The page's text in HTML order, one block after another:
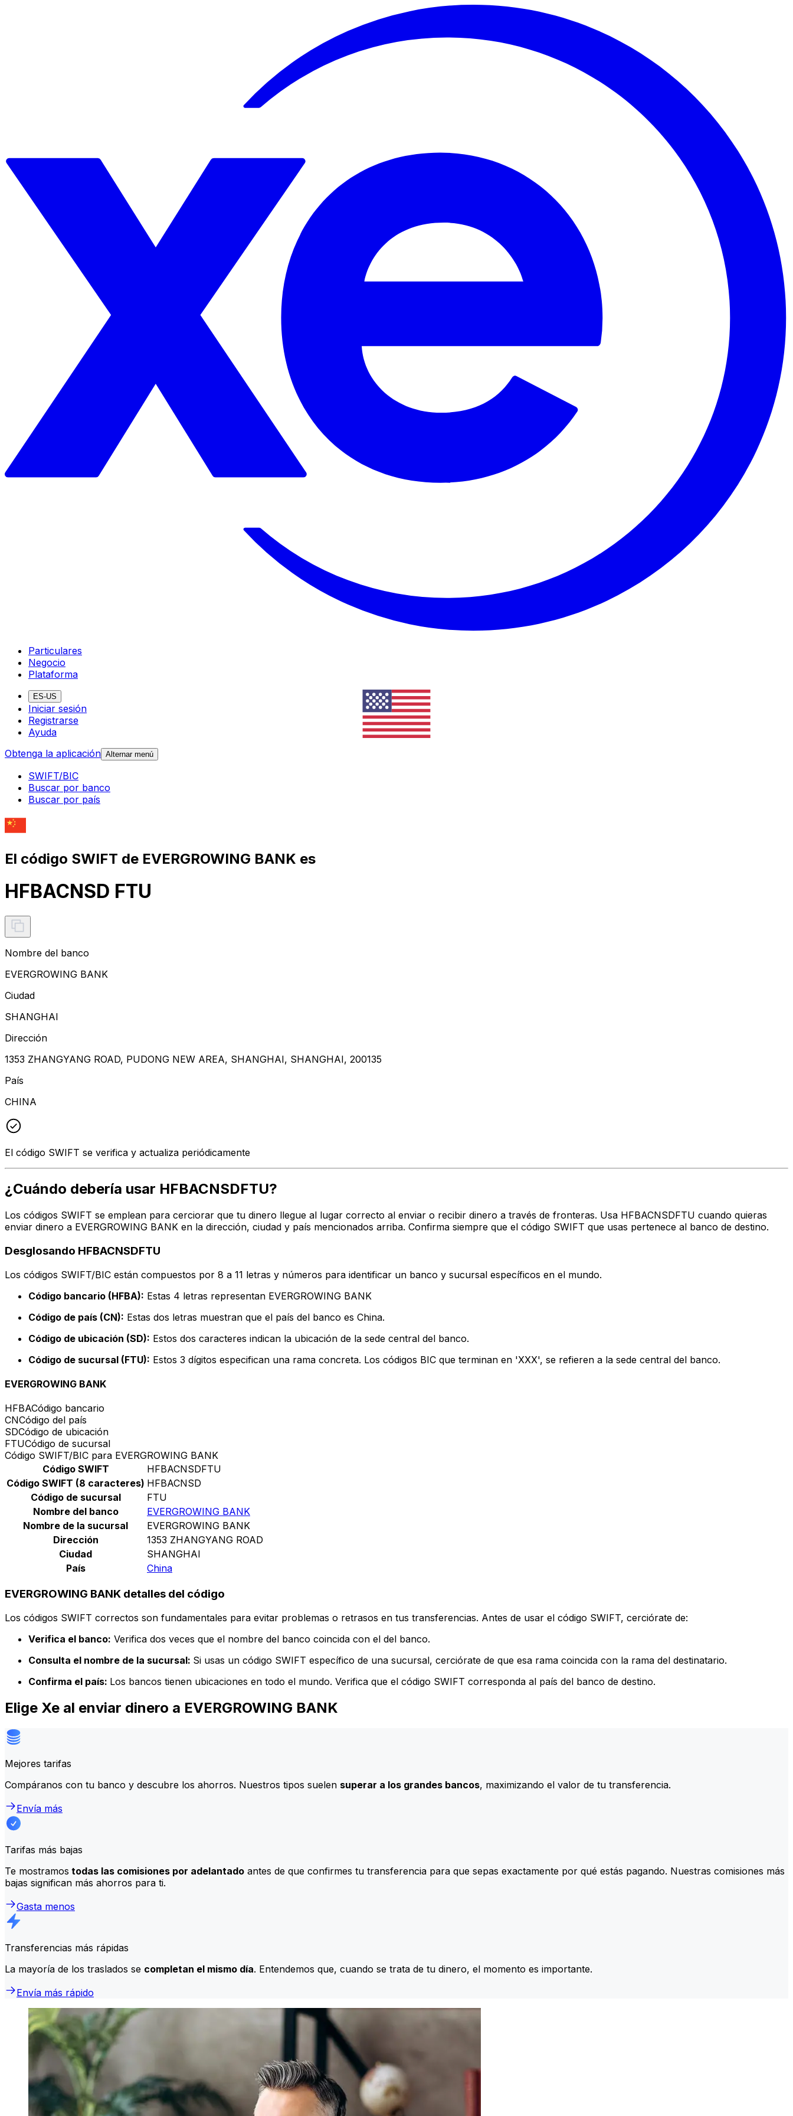
Particulares
Negocio
Plataforma
ES-US
Iniciar sesión
Registrarse
Ayuda
Obtenga la aplicación Alternar menú
SWIFT/BIC
Buscar por banco
Buscar por país
El código SWIFT de EVERGROWING BANK es
HFBACNSD FTU
Nombre del banco
EVERGROWING BANK
Ciudad
SHANGHAI
Dirección
1353 ZHANGYANG ROAD, PUDONG NEW AREA, SHANGHAI, SHANGHAI, 200135
País
CHINA
El código SWIFT se verifica y actualiza periódicamente
¿Cuándo debería usar HFBACNSDFTU?
Los códigos SWIFT se emplean para cerciorar que tu dinero llegue al lugar correcto al enviar o recibir dinero a través de fronteras. Usa HFBACNSDFTU cuando quieras
enviar dinero a EVERGROWING BANK en la dirección, ciudad y país mencionados arriba. Confirma siempre que el código SWIFT que usas pertenece al banco de destino.
Desglosando HFBACNSDFTU
Los códigos SWIFT/BIC están compuestos por 8 a 11 letras y números para identificar un banco y sucursal específicos en el mundo.
Código bancario (HFBA): Estas 4 letras representan EVERGROWING BANK
Código de país (CN): Estas dos letras muestran que el país del banco es China.
Código de ubicación (SD): Estos dos caracteres indican la ubicación de la sede central del banco.
Código de sucursal (FTU): Estos 3 dígitos especifican una rama concreta. Los códigos BIC que terminan en 'XXX', se refieren a la sede central del banco.
EVERGROWING BANK
HFBACódigo bancario
CNCódigo del país
SDCódigo de ubicación
FTUCódigo de sucursal
Código SWIFT/BIC para EVERGROWING BANK
Código SWIFT
HFBACNSDFTU
Código SWIFT (8 caracteres) HFBACNSD
Código de sucursal
FTU
Nombre del banco
EVERGROWING BANK
Nombre de la sucursal
EVERGROWING BANK
Dirección
1353 ZHANGYANG ROAD
Ciudad
SHANGHAI
País
China
EVERGROWING BANK detalles del código
Los códigos SWIFT correctos son fundamentales para evitar problemas o retrasos en tus transferencias. Antes de usar el código SWIFT, cerciórate de:
Verifica el banco: Verifica dos veces que el nombre del banco coincida con el del banco.
Consulta el nombre de la sucursal: Si usas un código SWIFT específico de una sucursal, cerciórate de que esa rama coincida con la rama del destinatario.
Confirma el país: Los bancos tienen ubicaciones en todo el mundo. Verifica que el código SWIFT corresponda al país del banco de destino.
Elige Xe al enviar dinero a EVERGROWING BANK
Mejores tarifas
Compáranos con tu banco y descubre los ahorros. Nuestros tipos suelen superar a los grandes bancos, maximizando el valor de tu transferencia.
Envía más
Tarifas más bajas
Te mostramos todas las comisiones por adelantado antes de que confirmes tu transferencia para que sepas exactamente por qué estás pagando. Nuestras comisiones más
bajas significan más ahorros para ti.
Gasta menos
Transferencias más rápidas
La mayoría de los traslados se completan el mismo día. Entendemos que, cuando se trata de tu dinero, el momento es importante.
Envía más rápido